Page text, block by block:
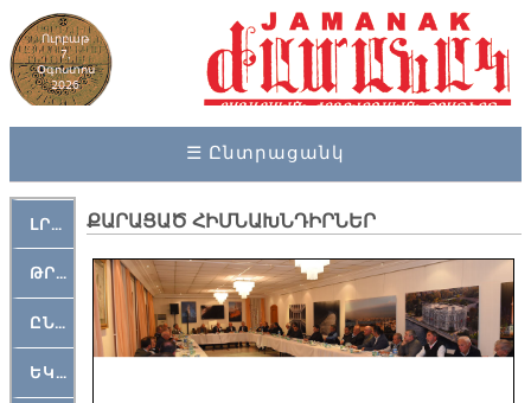
Ուրբաթ
7,
Օգոստոս
2026
☰ Ընտրացանկ
ԼՐԱՀՈՍ
ԹՐՔԱՀԱՅ ԿԵԱՆՔ
ԸՆԿԵՐԱՄՇԱԿՈՒԹԱՅԻՆ
ԵԿԵՂԵՑԱԿԱՆ
ՔԱՐԱՑԱԾ ՀԻՄՆԱԽՆԴԻՐՆԵՐ